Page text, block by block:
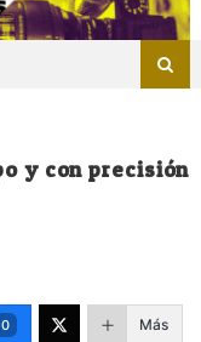
y con precisión
0 Más